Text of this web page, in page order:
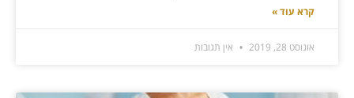
קרא עוד »
אוגוסט 28, 2019 אין תגובות